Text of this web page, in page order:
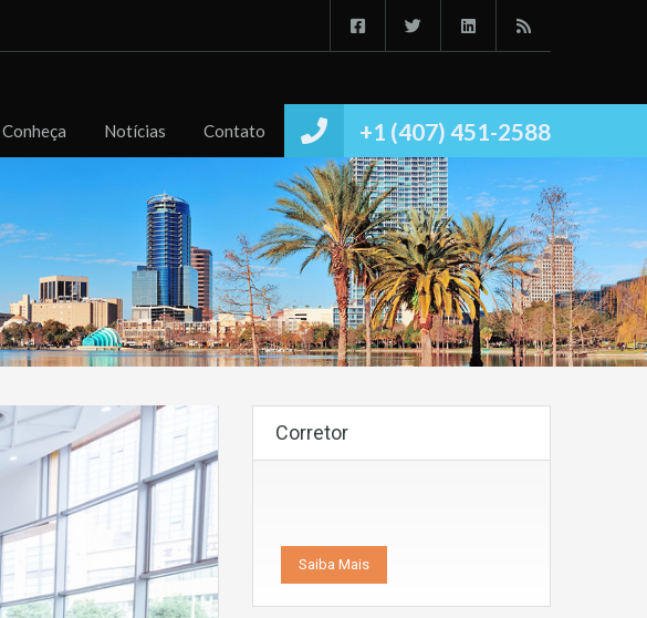
Início Imóvies Conheça Notícias Contato
+1 (407) 451-2588
Conheça Notícias Contato
Corretor
Saiba Mais